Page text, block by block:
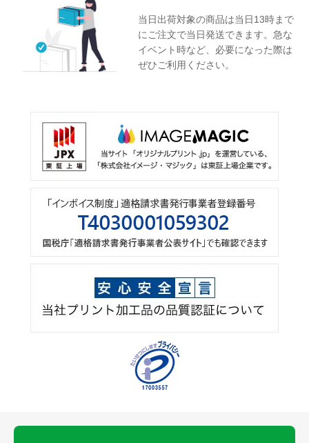
当日出荷対象の商品は当日13時まで
にご注文で当日発送できます。急な
イベント時など、必要になった際は
ぜひご利用ください。